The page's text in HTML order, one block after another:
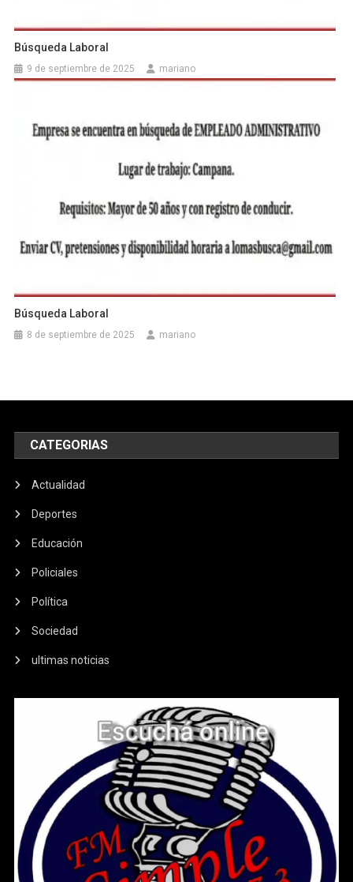
Búsqueda Laboral
9 de septiembre de 2025 mariano
Búsqueda Laboral
8 de septiembre de 2025 mariano
CATEGORIAS
Actualidad
Deportes
Educación
Policiales
Política
Sociedad
ultimas noticias